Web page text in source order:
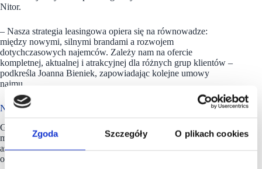
Zgoda Szczegóły O plikach cookies
Nitor.
– Nasza strategia leasingowa opiera się na równowadze:
między nowymi, silnymi brandami a rozwojem
dotychczasowych najemców. Zależy nam na ofercie
kompletnej, aktualnej i atrakcyjnej dla różnych grup klientów –
podkreśla Joanna Bieniek, zapowiadając kolejne umowy
najmu.
Najlepsze dopiero przed Askaną
Grudzień 2025 roku okazał się dla Askany wyjątkowo mocnym
miesiącem leasingowym. W ciągu kilku tygodni otwarto
aż sześć nowych sklepów, co wyraźnie przełożyło się na wzrost
odwiedzalności i wyczuwalne ożywienie w pasażach.